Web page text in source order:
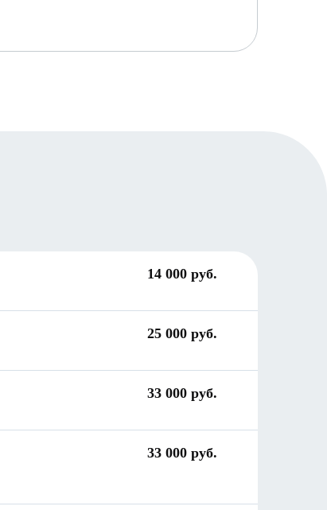
14 000 руб.
25 000 руб.
33 000 руб.
33 000 руб.